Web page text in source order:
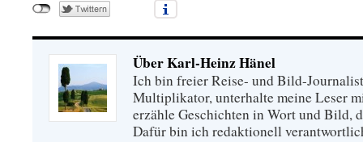
Über Karl-Heinz Hänel
Ich bin freier Reise- und Bild-
Multiplikator, unterhalte meine Leser
erzähle Geschichten in Wort und Bild,
Dafür bin ich redaktionell